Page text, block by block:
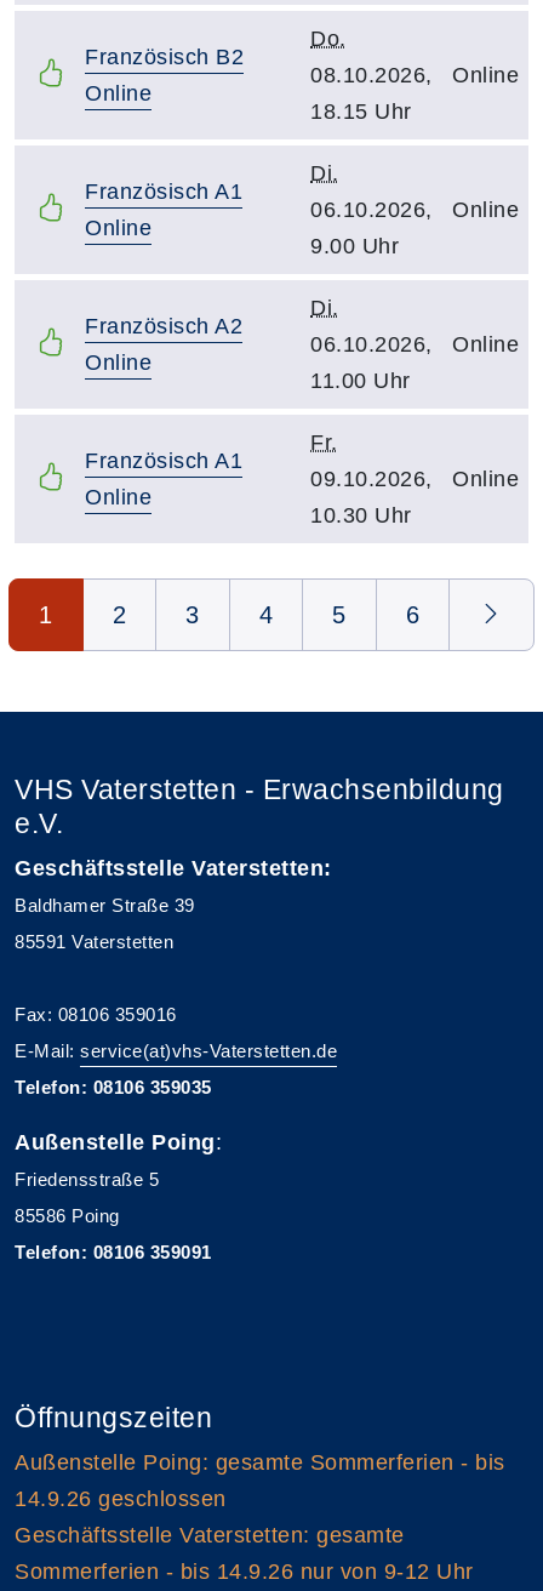
Französisch B2
Online
Do.
08.10.2026,
18.15 Uhr
Online
Französisch A1
Online
Di.
06.10.2026,
9.00 Uhr
Online
Französisch A2
Online
Di.
06.10.2026,
11.00 Uhr
Online
Französisch A1
Online
Fr.
09.10.2026,
10.30 Uhr
Online
1 2 3 4 5 6
VHS Vaterstetten - Erwachsenbildung
e.V.
Geschäftsstelle Vaterstetten:
Baldhamer Straße 39
85591 Vaterstetten
Fax: 08106 359016
E-Mail: service(at)vhs-Vaterstetten.de
Telefon: 08106 359035
Außenstelle Poing:
Friedensstraße 5
85586 Poing
Telefon: 08106 359091
Öffnungszeiten
Außenstelle Poing: gesamte Sommerferien - bis
14.9.26 geschlossen
Geschäftsstelle Vaterstetten: gesamte
Sommerferien - bis 14.9.26 nur von 9-12 Uhr